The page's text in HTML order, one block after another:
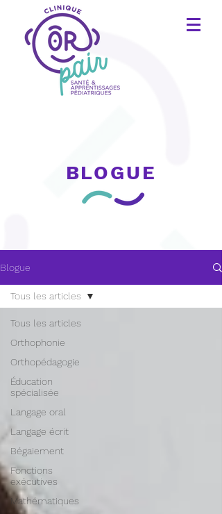
BLOGUE
Blogue
Tous les articles
Orthophonie
Orthopédagogie
Éducation
spécialisée
Langage oral
Langage écrit
Bégaiement
Fonctions
exécutives
Mathématiques
Tous les articles